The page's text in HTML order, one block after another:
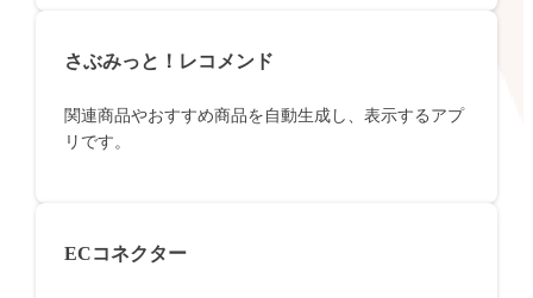
さぶみっと！レコメンド
関連商品やおすすめ商品を自動生成し、表示するアプ
リです。
ECコネクター